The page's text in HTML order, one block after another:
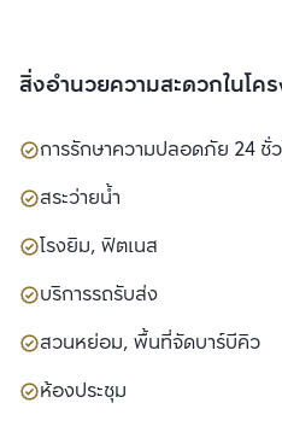
สิ่งอำนวยความสะดวกในโค
การรักษาความปลอดภัย 24 ชั่
สระว่ายน้ำ
โรงยิม, ฟิตเนส
บริการรถรับส่ง
สวนหย่อม, พื้นที่จัดบาร์บีคิว
ห้องประชุม